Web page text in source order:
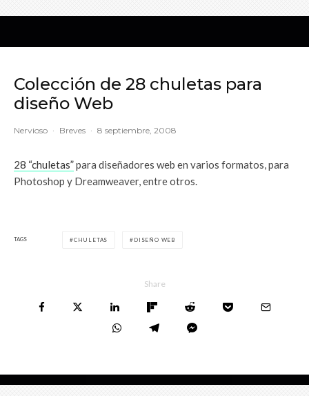
Colección de 28 chuletas para
diseño Web
Nervioso · Breves · 8 septiembre, 2008
28 “chuletas”para diseñadores web en varios formatos, para
Photoshop y Dreamweaver, entre otros.
TAGS CHULETAS DISEÑO WEB
Share